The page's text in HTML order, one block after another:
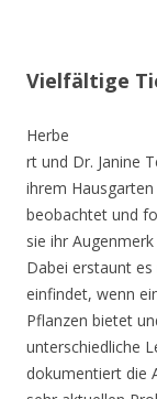
Vielfältige
Herbe
rt und Dr. Janine
ihrem
beobachtet und
sie ihr
Dabei erstaunt
einfindet, wenn
Pflanzen bietet
unterschiedliche
dokumentiert die